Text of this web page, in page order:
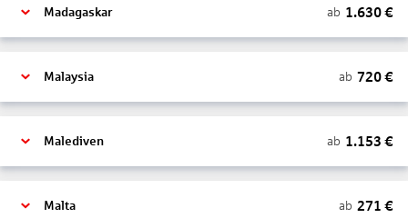
Madagaskar ab 1.630€
Malaysia ab 720€
Malediven ab 1.153 €
Malta ab 271 €